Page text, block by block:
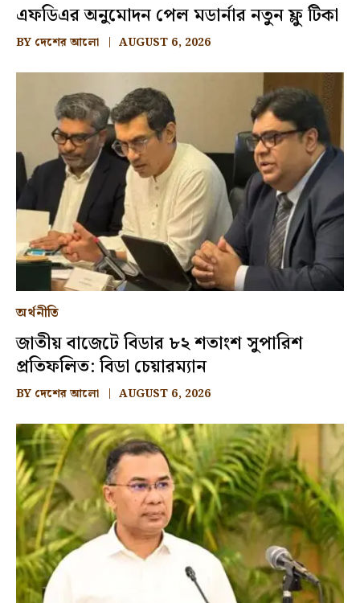
এফডিএর অনুমোদন পেল মডার্নার নতুন ফ্লু টিকা
BY দেশের আলো AUGUST 6, 2026
অর্থনীতি
জাতীয় বাজেটে বিডার ৮২ শতাংশ সুপারিশ
প্রতিফলিত: বিডা চেয়ারম্যান
BY দেশের আলো AUGUST 6, 2026